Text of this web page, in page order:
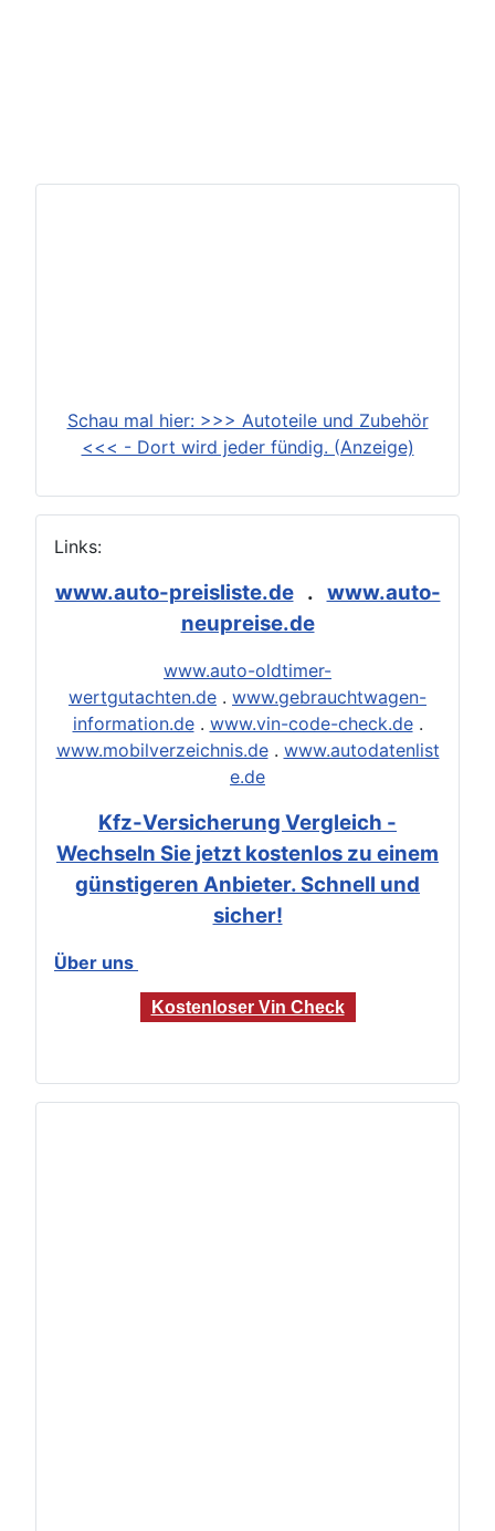
Schau mal hier: >>> Autoteile und Zubehör
<<< - Dort wird jeder fündig. (Anzeige)
Links:
www.auto-preisliste.de. www.auto-
neupreise.de
www.auto-oldtimer-
wertgutachten.de . www.gebrauchtwagen-
information.de. www.vin-code-check.de.
www.mobilverzeichnis.de. www.autodatenlist
e.de
Kfz-Versicherung Vergleich -
Wechseln Sie jetzt kostenlos zu einem
günstigeren Anbieter. Schnell und
sicher!
Über uns
Kostenloser Vin Check